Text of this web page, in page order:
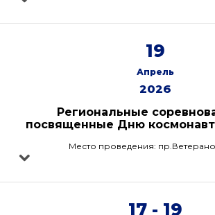
19
Апрель
2026
Региональные
посвященные Дню
Место проведения:
17 - 19